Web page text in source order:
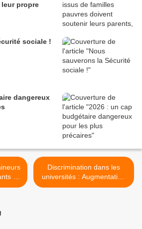
propre
sociale !
dangereux
du
Discrimination dans les
universités : Augmentation
des frais d’inscriptions pour